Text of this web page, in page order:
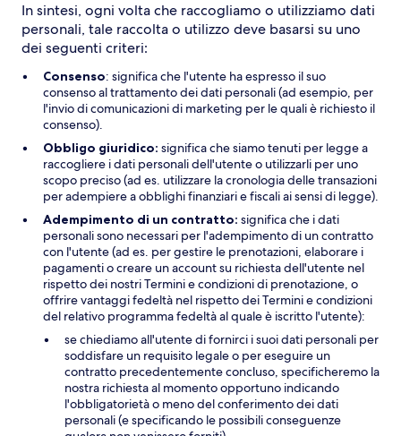
In sintesi, ogni volta che raccogliamo o utilizziamo dati
personali, tale raccolta o utilizzo deve basarsi su uno
dei seguenti criteri:
Consenso: significa che l'utente ha espresso il suo
consenso al trattamento dei dati personali (ad esempio, per
l'invio di comunicazioni di marketing per le quali è richiesto il
consenso).
Obbligo giuridico: significa che siamo tenuti per legge a
raccogliere i dati personali dell'utente o utilizzarli per uno
scopo preciso (ad es. utilizzare la cronologia delle transazioni
per adempiere a obblighi finanziari e fiscali ai sensi di legge).
Adempimento di un contratto: significa che i dati
personali sono necessari per l'adempimento di un contratto
con l'utente (ad es. per gestire le prenotazioni, elaborare i
pagamenti o creare un account su richiesta dell'utente nel
rispetto dei nostri Termini e condizioni di prenotazione, o
offrire vantaggi fedeltà nel rispetto dei Termini e condizioni
del relativo programma fedeltà al quale è iscritto l'utente):
se chiediamo all'utente di fornirci i suoi dati personali per
soddisfare un requisito legale o per eseguire un
contratto precedentemente concluso, specificheremo la
nostra richiesta al momento opportuno indicando
l'obbligatorietà o meno del conferimento dei dati
personali (e specificando le possibili conseguenze